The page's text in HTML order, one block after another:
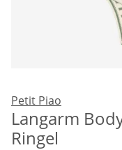
Petit Piao
Langarm
Ringel